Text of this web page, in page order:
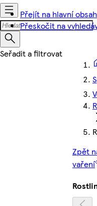
Přejít na hlavní obsah
Přeskočit na
Zpět
vaření